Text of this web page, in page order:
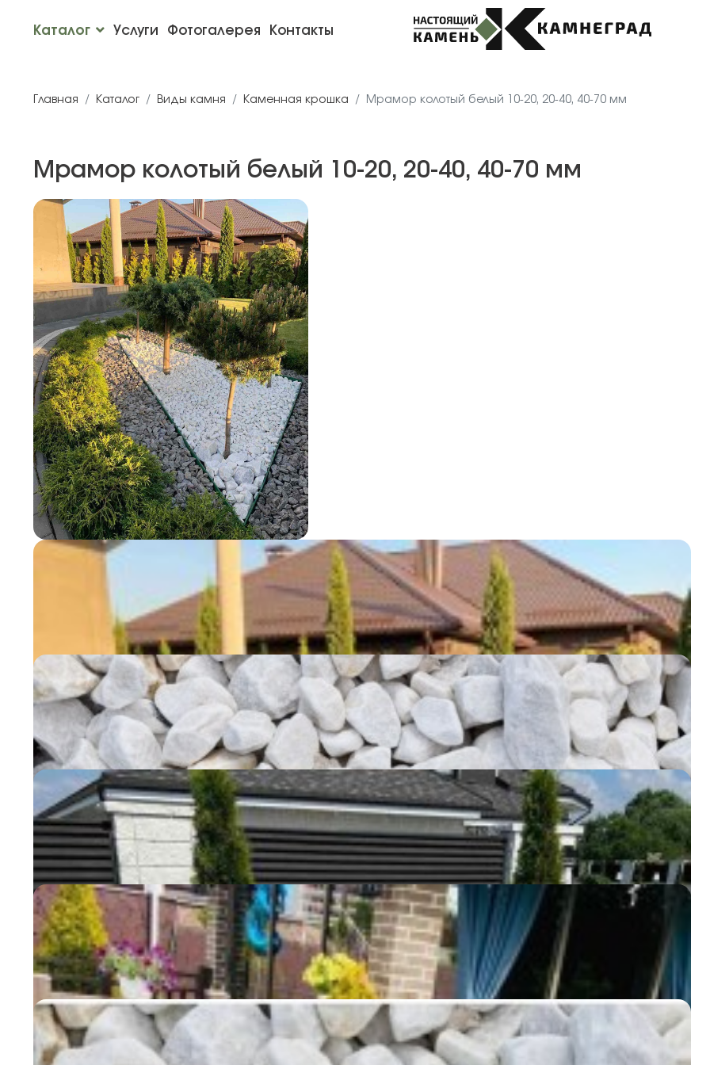
Каталог Услуги Фотогалерея Контакты
Главная Каталог Виды камня Каменная крошка Мрамор колотый белый 10-20, 20-40, 40-70 мм
Мрамор колотый белый 10-20, 20-40, 40-70 мм